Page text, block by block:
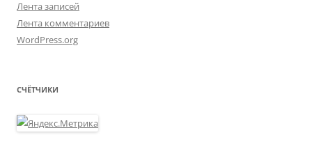
Лента записей
Лента комментариев
WordPress.org
СЧЁТЧИКИ